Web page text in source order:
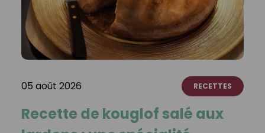
05 août 2026 RECETTES
Recette de kouglof salé aux